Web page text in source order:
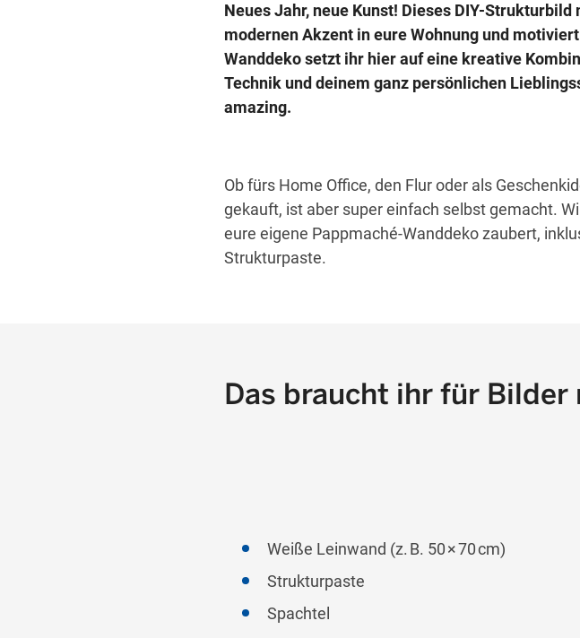
Neues Jahr, neue Kunst! Dieses DIY-
modernen Akzent in eure Wohnung und
Wanddeko setzt ihr hier auf eine kreative
Technik und deinem ganz persönlichen
amazing.
Ob fürs Home Office, den Flur oder als
gekauft, ist aber super einfach selbst gemacht.
eure eigene Pappmaché-Wanddeko zaubert,
Strukturpaste.
Das braucht ihr für
Weiße Leinwand (z. B. 50 × 70 cm)
Strukturpaste
Spachtel